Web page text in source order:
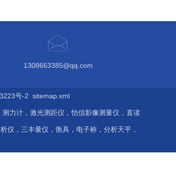
1308663385@qq.com
号-2 sitemap.xml
力计，激光测距仪，怡信影像测量仪，直读
仪，三丰量仪，衡具，电子称，分析天平，